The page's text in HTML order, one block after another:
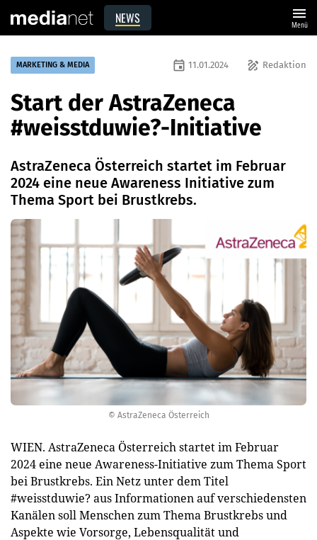
NEWS menu
Menü
© AstraZeneca Österreich
MARKETING & MEDIA draw Redaktion
event 11.01.2024
Start der AstraZeneca
#weisstduwie?-Initiative
AstraZeneca Österreich startet im Februar
2024 eine neue Awareness Initiative zum
Thema Sport bei Brustkrebs.
WIEN. AstraZeneca Österreich startet im Februar
2024 eine neue Awareness-Initiative zum Thema Sport
bei Brustkrebs. Ein Netz unter dem Titel
#weisstduwie? aus Informationen auf verschiedensten
Kanälen soll Menschen zum Thema Brustkrebs und
Aspekte wie Vorsorge, Lebensqualität und